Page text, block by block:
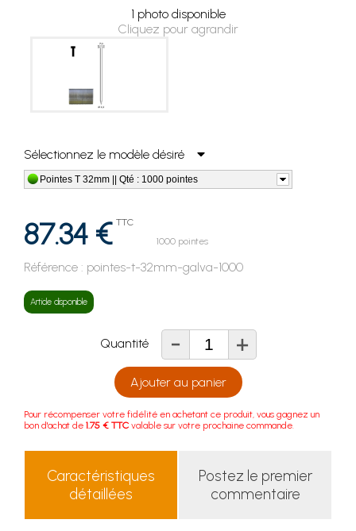
1 photo disponible
Cliquez pour agrandir
Sélectionnez le modèle désiré
Pointes T 32mm || Qté : 1000 pointes
87.34 € TTC
1000 pointes
Référence : pointes-t-32mm-galva-1000
Article disponible
Quantité - +
Ajouter au panier
Pour récompenser votre fidélité en achetant ce produit, vous gagnez un
bon d'achat de 1.75 € TTC valable sur votre prochaine commande.
Caractéristiques
détaillées
Postez le premier
commentaire